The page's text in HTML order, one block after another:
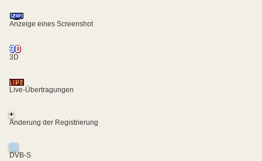
Anzeige eines Screenshot
3D
Live-Übertragungen
+
Änderung der Registrierung
DVB-S